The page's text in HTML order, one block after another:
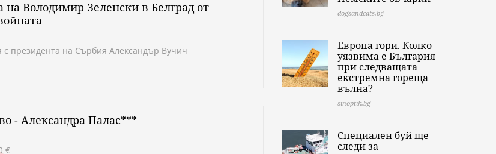
на Володимир Зеленски в Белград от
с президента на Сърбия Александър Вучич
- Александра Палас***
€
dogsandcats.bg
Европа гори. Колко
уязвима е България
при следващата
екстремна гореща
вълна?
sinoptik.bg
Специален буй ще
следи за